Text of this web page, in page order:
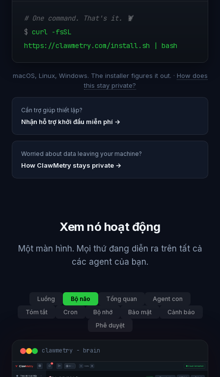
# One command. That's it. 🦞
$ curl -fsSL
https://clawmetry.com/install.sh | bash
macOS, Linux, Windows. The installer figures it out. · How does
this stay private?
Cần trợ giúp thiết lập?
Nhận hỗ trợ khởi đầu miễn phí →
Worried about data leaving your machine?
How ClawMetry stays private →
Xem nó hoạt động
Một màn hình. Mọi thứ đang diễn ra trên tất cả
các agent của bạn.
Luồng Bộ não Tổng quan
Agent con
Tóm tắt
Cron Bộ nhớ Bảo mật
Cảnh báo
Phê duyệt
clawmetry - overview